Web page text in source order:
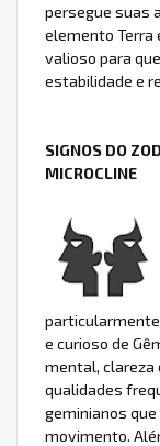
persegue suas
elemento Terra
valioso para
estabilidade e
SIGNOS DO
MICROCLINE
e curioso de
mental, clareza
qualidades
geminianos
movimento.